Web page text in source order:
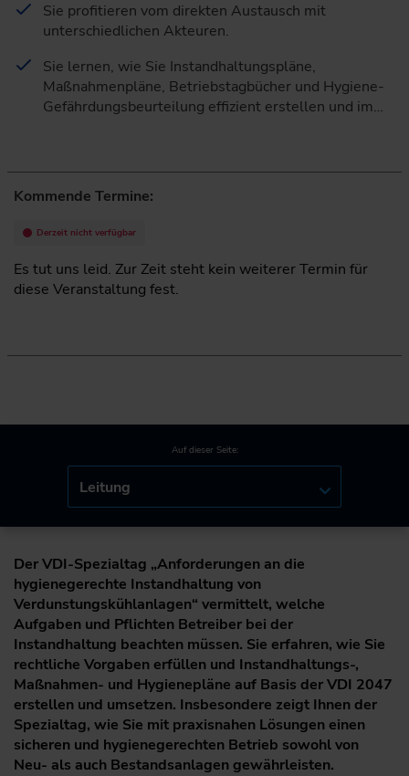
Sie profitieren vom direkten Austausch mit
unterschiedlichen Akteuren.
Sie lernen, wie Sie Instandhaltungspläne,
Maßnahmenpläne, Betriebstagbücher und Hygiene-
Gefährdungsbeurteilung effizient erstellen und im…
Kommende Termine:
Derzeit nicht verfügbar
Es tut uns leid. Zur Zeit steht kein weiterer Termin für
diese Veranstaltung fest.
Auf dieser Seite:
Leitung
Der VDI-Spezialtag „Anforderungen an die
hygienegerechte Instandhaltung von
Verdunstungskühlanlagen“ vermittelt, welche
Aufgaben und Pflichten Betreiber bei der
Instandhaltung beachten müssen. Sie erfahren, wie Sie
rechtliche Vorgaben erfüllen und Instandhaltungs-,
Maßnahmen- und Hygienepläne auf Basis der VDI 2047
erstellen und umsetzen. Insbesondere zeigt Ihnen der
Spezialtag, wie Sie mit praxisnahen Lösungen einen
sicheren und hygienegerechten Betrieb sowohl von
Neu- als auch Bestandsanlagen gewährleisten.